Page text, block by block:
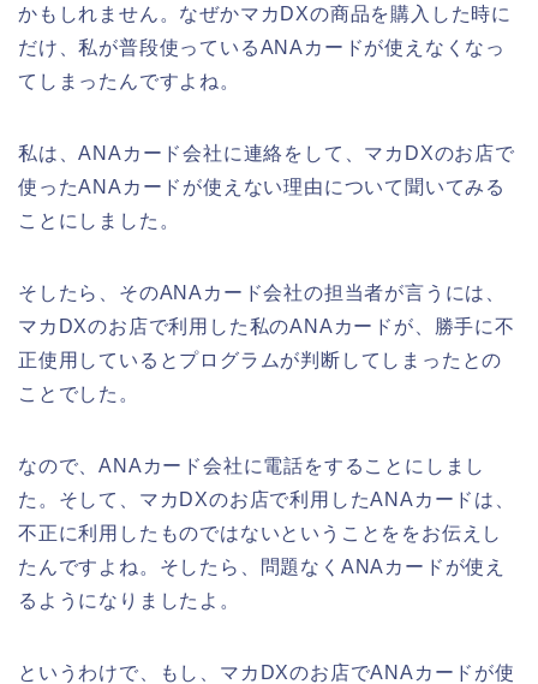
かもしれません。なぜかマカDXの商品を購入した時に
だけ、私が普段使っているANAカードが使えなくなっ
てしまったんですよね。
私は、ANAカード会社に連絡をして、マカDXのお店で
使ったANAカードが使えない理由について聞いてみる
ことにしました。
そしたら、そのANAカード会社の担当者が言うには、
マカDXのお店で利用した私のANAカードが、勝手に不
正使用しているとプログラムが判断してしまったとの
ことでした。
なので、ANAカード会社に電話をすることにしまし
た。そして、マカDXのお店で利用したANAカードは、
不正に利用したものではないということををお伝えし
たんですよね。そしたら、問題なくANAカードが使え
るようになりましたよ。
というわけで、もし、マカDXのお店でANAカードが使